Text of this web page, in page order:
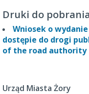
Druki do
Wniosek o
dostępie do drogi
of the road authority
Urząd Miasta Żory